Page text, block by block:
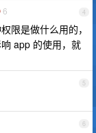
4
6
限是做什么用的，
app 的使用，就
5
6